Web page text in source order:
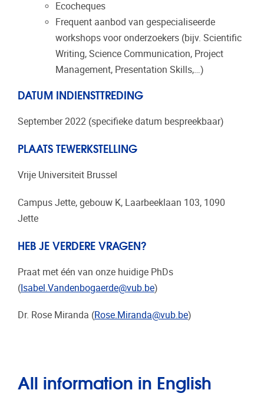
Ecocheques
Frequent aanbod van gespecialiseerde
workshops voor onderzoekers (bijv. Scientific
Writing, Science Communication, Project
Management, Presentation Skills,…)
DATUM INDIENSTTREDING
September 2022 (specifieke datum bespreekbaar)
PLAATS TEWERKSTELLING
Vrije Universiteit Brussel
Campus Jette, gebouw K, Laarbeeklaan 103, 1090
Jette
HEB JE VERDERE VRAGEN?
Praat met één van onze huidige PhDs
(Isabel.Vandenbogaerde@vub.be)
Dr. Rose Miranda (Rose.Miranda@vub.be)
All information in English